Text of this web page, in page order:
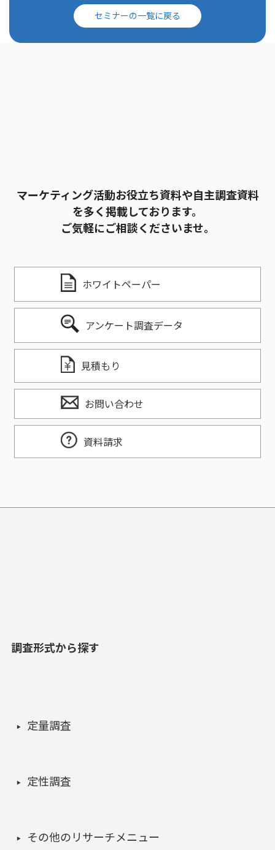
セミナーの一覧に戻る
マーケティング活動お役立ち資料や自主調査資料
を多く掲載しております。
ご気軽にご相談くださいませ。
ホワイトペーパー
アンケート調査データ
見積もり
お問い合わせ
資料請求
調査形式から探す
定量調査
定性調査
その他のリサーチメニュー